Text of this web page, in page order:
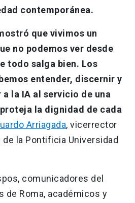
contemporánea.
que vivimos un
no podemos ver desde
todo salga bien. Los
entender, discernir y
la IA al servicio de una
la dignidad de cada
Arriagada, vicerrector
la Pontificia Universidad
comunicadores del
de Roma, académicos y